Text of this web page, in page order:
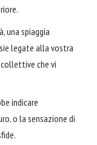
una spiaggia
legate alla vostra
che vi
indicare
o la sensazione di